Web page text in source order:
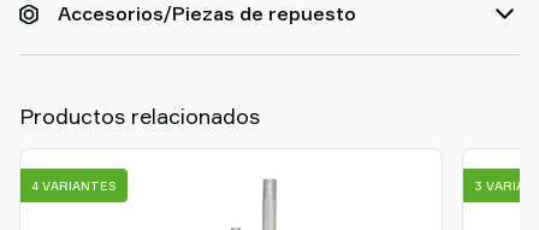
Accesorios/Piezas de repuesto
Productos relacionados
4 VARIANTES 3